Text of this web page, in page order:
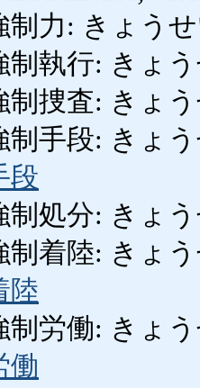
制力: きょう
制執行: きょ
制捜査: きょ
制手段: きょ
段
制処分: きょ
制着陸: きょ
陸
制労働: きょう
働